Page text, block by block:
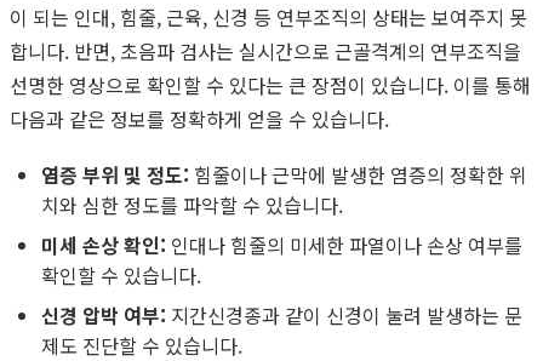
이 되는 인대, 힘줄, 근육, 신경 등 연부조직의 상태는 보여주지 못
합니다. 반면, 초음파 검사는 실시간으로 근골격계의 연부조직을
선명한 영상으로 확인할 수 있다는 큰 장점이 있습니다. 이를 통해
다음과 같은 정보를 정확하게 얻을 수 있습니다.
염증 부위 및 정도: 힘줄이나 근막에 발생한 염증의 정확한 위
치와 심한 정도를 파악할 수 있습니다.
미세 손상 확인: 인대나 힘줄의 미세한 파열이나 손상 여부를
확인할 수 있습니다.
신경 압박 여부: 지간신경종과 같이 신경이 눌려 발생하는 문
제도 진단할 수 있습니다.